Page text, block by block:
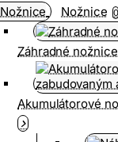
Nožnice 0
Záhradné
Akumulátorové